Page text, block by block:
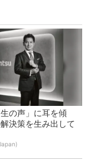
の声」に耳を傾
決策を生み出して